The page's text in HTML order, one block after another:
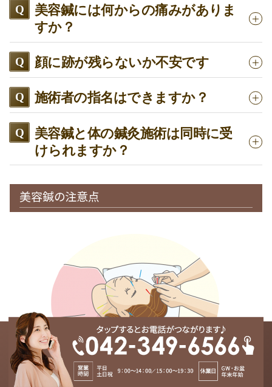
美容鍼には何からの痛みがありま
すか？
顔に跡が残らないか不安です
施術者の指名はできますか？
美容鍼と体の鍼灸施術は同時に受
けられますか？
美容鍼の注意点